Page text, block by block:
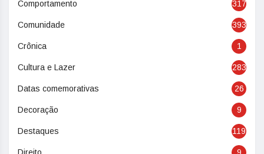
Comportamento 317
Comunidade 393
Crônica 1
Cultura e Lazer 283
Datas comemorativas 26
Decoração 9
Destaques 119